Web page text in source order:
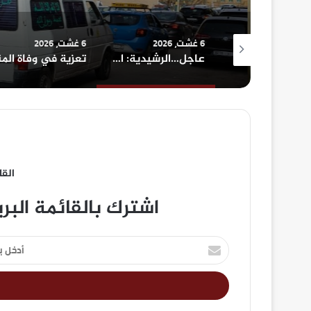
مباراة توظيف بالمركز الجهوي للاستثمار تثير الجدل.. معطيات حول محاولة “تفصيل المنصب” لفائدة مستخدمة مقربة
6 غشت، 2026
عاجل…الرشيدية: استنفار أمني بعد العثور على جثة جندي عشريني داخل منزله
6 غشت، 2026
اشترك بالقائمة